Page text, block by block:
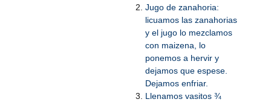
Jugo de zanahoria:
licuamos las zanahorias
y el jugo lo mezclamos
con maizena, lo
ponemos a hervir y
dejamos que espese.
Dejamos enfriar.
Llenamos vasitos ¾